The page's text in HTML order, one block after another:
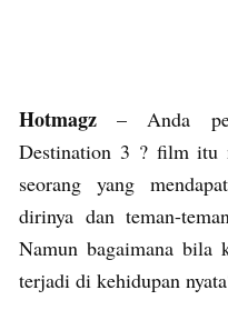
Hotmagz – Anda
Destination 3 ? film itu
seorang yang
dirinya dan teman-
Namun bagaimana
terjadi di kehidupan